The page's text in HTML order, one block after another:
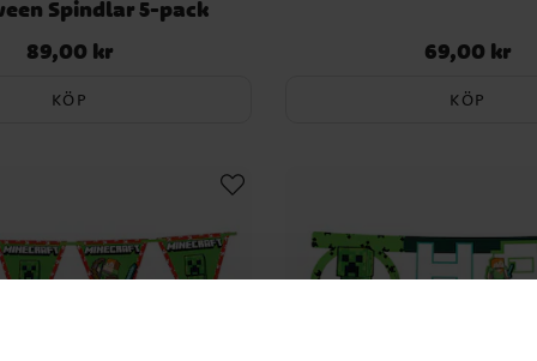
Spindlar 5-pack
Pris:89,00 kr
89,00 kr
KÖP
Pris:69,00 kr
69,00 kr
KÖP